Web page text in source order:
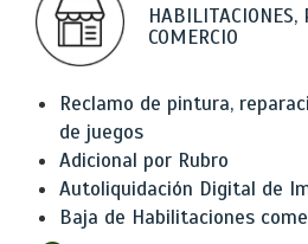
HABILITACIONES,
COMERCIO
Reclamo de pintura,
de juegos
Adicional por Rubro
Autoliquidación Digital de
Baja de Habilitaciones